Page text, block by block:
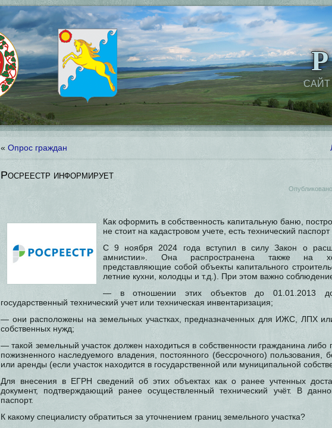
« Опрос граждан
Росреестр информирует
Опубликовано
Как оформить в собственность капитальную баню,
не стоит на кадастровом учете, есть технический паспорт
С 9 ноября 2024 года вступил в силу Закон о
амнистии». Она распространена также на
представляющие собой объекты капитального
летние кухни, колодцы и т.д.). При этом важно
— в отношении этих объектов до 01.01.2013
государственный технический учет или техническая инвентаризация;
— они расположены на земельных участках, предназначенных для ИЖС, ЛПХ
собственных нужд;
— такой земельный участок должен находиться в собственности гражданина
пожизненного наследуемого владения, постоянного (бессрочного) пользования,
или аренды (если участок находится в государственной или муниципальной
Для внесения в ЕГРН сведений об этих объектах как о ранее учтенных
документ, подтверждающий ранее осуществленный технический учёт. В
паспорт.
К какому специалисту обратиться за уточнением границ земельного участка?